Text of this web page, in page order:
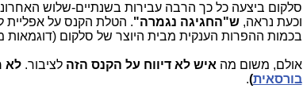
סלקום ביצעה כל כך הרבה עבירות בשנתיים-שלוש
וכעת נראה,ש"החגיגה נגמרה". הטלת הקנס על אפליית
בכמות ההפרות הענקית מבית היוצר של סלקום (דוגמאות
אולם, משום מה איש לא דיווח על הקנס הזה לציבור.לא
בורסאית)
.